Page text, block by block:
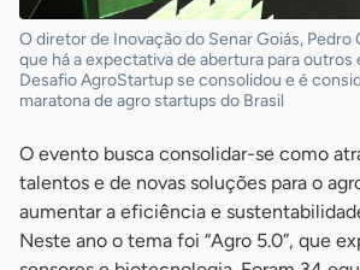
O diretor de Inovação do Senar Goiás, Pedro
que há a expectativa de abertura para outros
Desafio AgroStartup se consolidou e é
maratona de agro startups do Brasil
O evento busca consolidar-se como
talentos e de novas soluções para o
aumentar a eficiência e
Neste ano o tema foi “Agro 5.0”, que